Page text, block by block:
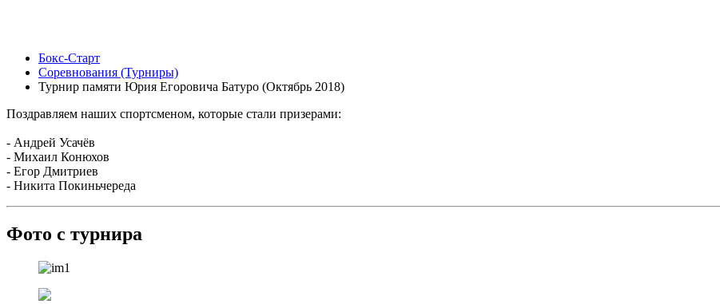
Бокс-Старт
Соревнования (Турниры)
Турнир памяти Юрия Егоровича Батуро (Октябрь 2018)
Поздравляем наших спортсменом, которые стали призерами:
- Андрей Усачёв
- Михаил Конюхов
- Егор Дмитриев
- Никита Покиньчереда
Фото с турнира